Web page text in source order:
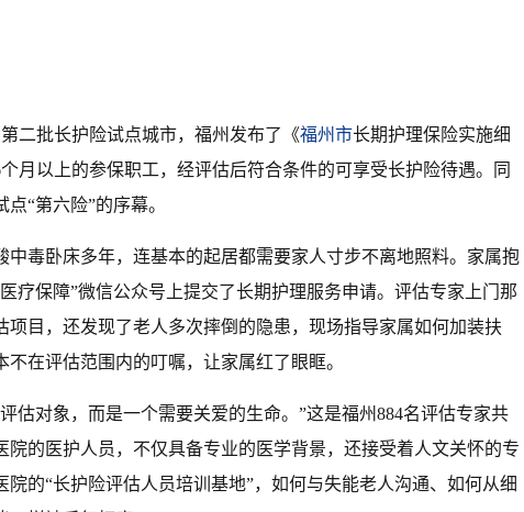
二批长护险试点城市，福州发布了《福州市长期护理保险实施细
月以上的参保职工，经评估后符合条件的可享受长护险待遇。同
“第六险”的序幕。
中毒卧床多年，连基本的起居都需要家人寸步不离地照料。家属抱
疗保障”微信公众号上提交了长期护理服务申请。评估专家上门那
项目，还发现了老人多次摔倒的隐患，现场指导家属如何加装扶
在评估范围内的叮嘱，让家属红了眼眶。
估对象，而是一个需要关爱的生命。”这是福州884名评估专家共
院的医护人员，不仅具备专业的医学背景，还接受着人文关怀的专
院的“长护险评估人员培训基地”，如何与失能老人沟通、如何从细